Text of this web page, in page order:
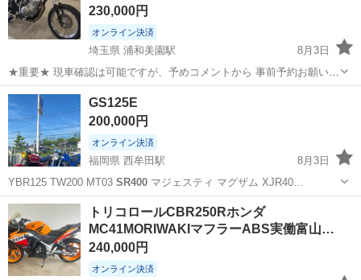
230,000円
オンライン決済
埼玉県 浦和美園駅
8月3日
★重要★ 現車確認は可能ですが、予めコメントから 事前予約お願い致
します 尚、現車確認のために商品のお取り置きは一切してません。確
認のためにお越しになってる道中で売れてしまう事もあります。 あく
までもご購入された方が最優...
埼玉 越谷市
GS125E
200,000円
オンライン決済
福岡県 西牟田駅
8月3日
YBR125 TW200 MT03 SR400マジェスティ マグザム XJR40…
福岡 筑後市 西牟田駅 ゼルビス
トリコロールCBR250Rホンダ
MC41MORIWAKIマフラーABS実働富山…
240,000円
オンライン決済